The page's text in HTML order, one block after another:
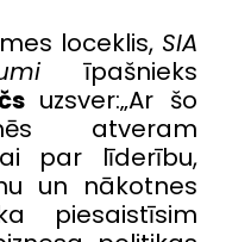
loceklis, SIA
īpašnieks
uzsver:„Ar šo
atveram
par līderību,
un nākotnes
piesaistīsim